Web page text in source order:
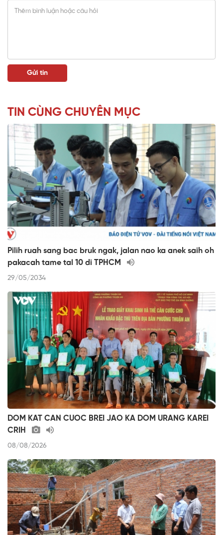
TIN CÙNG CHUYÊN MỤC
Pilih ruah sang bac bruk ngak, jalan nao ka anek saih oh
pakacah tame tal 10 di TPHCM
29/05/2034
DOM KAT CAN CUOC BREI JAO KA DOM URANG KAREI
CRIH
08/08/2026